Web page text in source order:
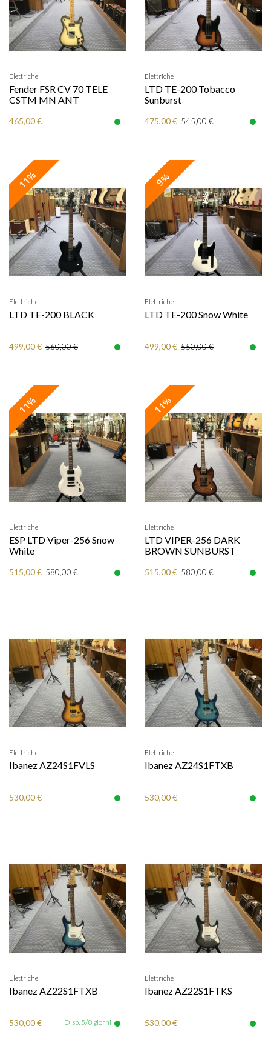
Elettriche
Fender FSR CV 70 TELE
CSTM MN ANT
465,00 €
Elettriche
LTD TE-200 Tobacco
Sunburst
475,00 € 545,00 €
11%
Elettriche
LTD TE-200 BLACK
499,00 € 560,00 €
9%
Elettriche
LTD TE-200 Snow White
499,00 € 550,00 €
11%
Elettriche
ESP LTD Viper-256 Snow
White
515,00 € 580,00 €
11%
Elettriche
LTD VIPER-256 DARK
BROWN SUNBURST
515,00 € 580,00 €
Elettriche
Ibanez AZ24S1FVLS
530,00 €
Elettriche
Ibanez AZ24S1FTXB
530,00 €
Elettriche
Ibanez AZ22S1FTXB
530,00 € Disp. 5/8 giorni
Elettriche
Ibanez AZ22S1FTKS
530,00 €